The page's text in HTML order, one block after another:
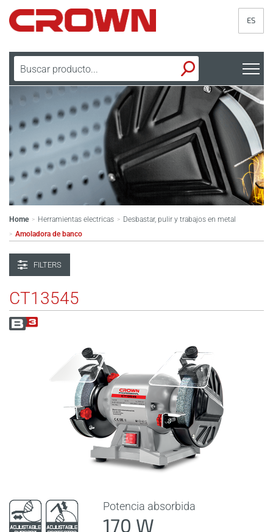
ES
Home > Herramientas electricas > Desbastar, pulir y trabajos en metal
> Amoladora de banco
FILTERS
CT13545
Potencia absorbida
170 W